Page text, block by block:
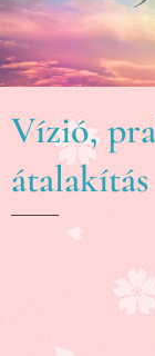
Vízió,
átalakítás